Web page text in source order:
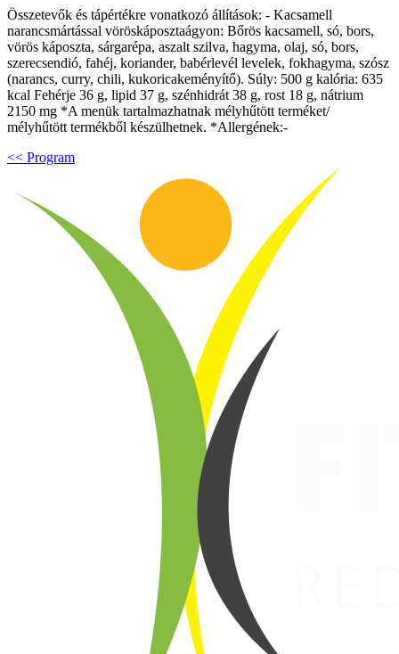
Összetevők és tápértékre vonatkozó állítások: - Kacsamell
narancsmártással vöröskáposztaágyon: Bőrös kacsamell, só, bors,
vörös káposzta, sárgarépa, aszalt szilva, hagyma, olaj, só, bors,
szerecsendió, fahéj, koriander, babérlevél levelek, fokhagyma, szósz
(narancs, curry, chili, kukoricakeményítő). Súly: 500 g kalória: 635
kcal Fehérje 36 g, lipid 37 g, szénhidrát 38 g, rost 18 g, nátrium
2150 mg *A menük tartalmazhatnak mélyhűtött terméket/
mélyhűtött termékből készülhetnek. *Allergének:-
<< Program